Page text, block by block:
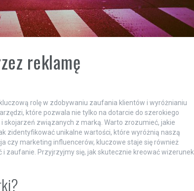
reklamę
rolę w zdobywaniu zaufania klientów i wyróżnianiu
które pozwala nie tylko na dotarcie do szerokiego
skojarzeń związanych z marką. Warto zrozumieć, jakie
zidentyfikować unikalne wartości, które wyróżnią naszą
czy marketing influencerów, kluczowe staje się również
zaufanie. Przyjrzyjmy się, jak skutecznie kreować wizerunek